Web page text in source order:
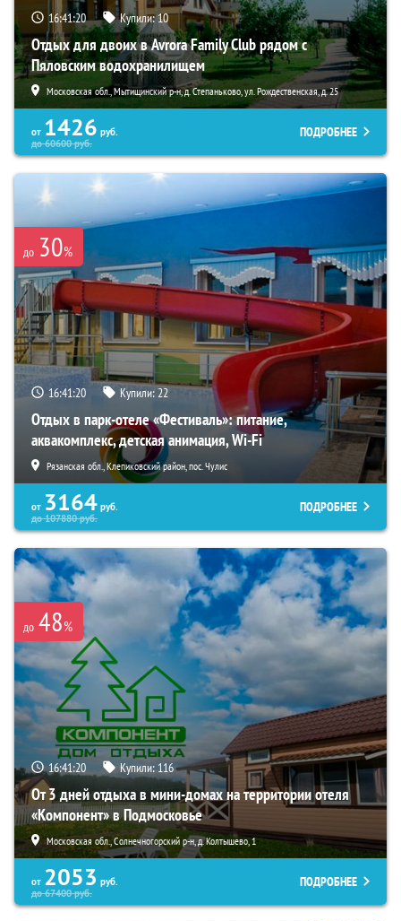
16:41:19 Купили:10
Отдых для двоих в Avrora Family Club рядом с
Пяловским водохранилищем
Московская обл., Мытищинский р-н, д. Степаньково, ул. Рождественская, д. 25
от 1426 руб.
до60600руб.
ПОДРОБНЕЕ
до 30%
16:41:19 Купили:22
Отдых в парк-отеле «Фестиваль»: питание,
аквакомплекс, детская анимация, Wi-Fi
Рязанская обл., Клепиковский район, пос. Чулис
от 3164 руб.
до107880руб.
ПОДРОБНЕЕ
до 48%
16:41:19 Купили: 116
От 3 дней отдыха в мини-домах на территории отеля
«Компонент» в Подмосковье
Московская обл., Солнечногорский р-н, д. Колтышево, 1
от 2053 руб.
до67400руб.
ПОДРОБНЕЕ